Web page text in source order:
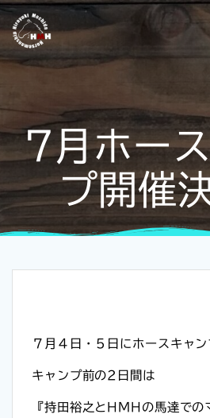
7月ホー
プ開催
７月４日・５日にホースキャン
キャンプ前の2日間は
『持田裕之とHMHの馬達での